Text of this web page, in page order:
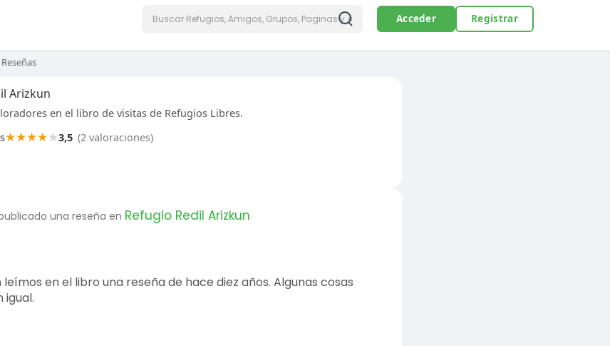
Acceder Registrar
Reseñas
Arizkun
en el libro de visitas de Refugios Libres.
★★★★★3,5 (2 valoraciones)
una reseña en Refugio Redil Arizkun
leímos en el libro una reseña de hace diez años. Algunas cosas
igual.